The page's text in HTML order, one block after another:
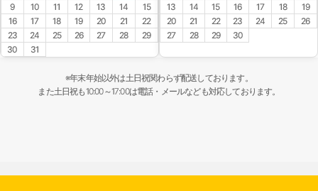
9
10 11 12 13 14
15
16
17 18 19 20 21
22
23
24 25 26 27 28
29
30
31
13
14 15 16 17 18
19
20
21 22 23 24 25
26
27
28 29 30
※年末年始以外は土日祝関わらず配送しております。
また土日祝も10:00～17:00は電話・メールなども対応しております。